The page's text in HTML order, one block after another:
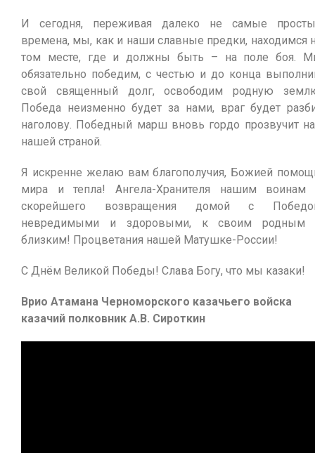
И сегодня, переживая далеко не самые
времена, мы, как и наши славные предки, находимся
том месте, где и должны быть – на поле боя.
обязательно победим, с честью и до конца
свой священный долг, освободим родную
Победа неизменно будет за нами, враг будет
наголову. Победный марш вновь гордо прозвучит
нашей страной.
Я искренне желаю вам благополучия, Божией
мира и тепла! Ангела-Хранителя нашим воинам
скорейшего возвращения домой с
невредимыми и здоровыми, к своим родным
близким! Процветания нашей Матушке-России!
С Днём Великой Победы! Слава Богу, что мы казаки!
Врио Атамана Черноморского казачьего войска
казачий полковник А.В. Сироткин